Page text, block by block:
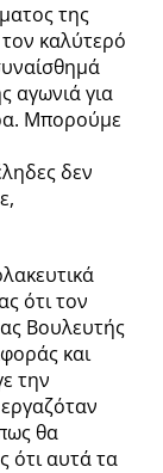
της
καλύτερό
αγωνιά για
Μπορούμε
δεν
ότι τον
Βουλευτής
και
την
θα
ότι αυτά τα